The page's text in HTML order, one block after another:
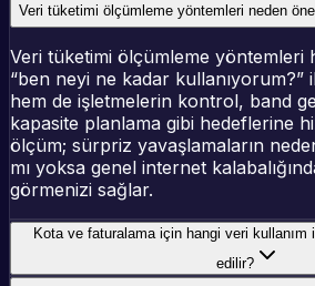
Veri tüketimi ölçümleme yöntemleri neden
Veri tüketimi ölçümleme yöntemleri
“ben neyi ne kadar kullanıyorum?”
hem de işletmelerin kontrol, band
kapasite planlama gibi hedeflerine
ölçüm; sürpriz yavaşlamaların
mı yoksa genel internet
görmenizi sağlar.
Kota ve faturalama için hangi veri kullanım
edilir?